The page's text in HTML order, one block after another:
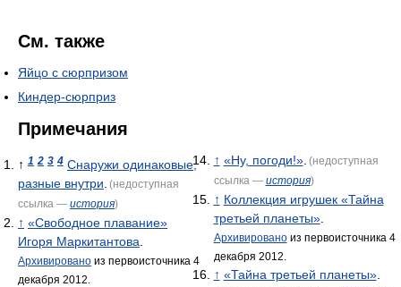
См. также
Яйцо с сюрпризом
Киндер-сюрприз
Примечания
↑ 1 2 3 4 Снаружи одинаковые,
разные внутри (недоступная
ссылка — история)
↑ «Свободное плавание»
Игоря Маркитантова
Архивировано из первоисточника 4
декабря 2012.
↑ «Ну, погоди!». (недоступная
ссылка — история)
↑ Коллекция игрушек «Тайна
третьей планеты».
Архивированоиз первоисточника 4
декабря 2012.
↑ «Тайна третьей планеты».